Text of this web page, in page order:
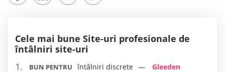
Cele mai bune Site-uri profesionale de
întâlniri site-uri
BUN PENTRU întâlniri discrete Gleeden